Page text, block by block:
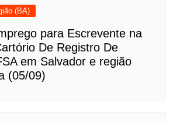
(BA)
para Escrevente na
De Registro De
em Salvador e região
(05/09)